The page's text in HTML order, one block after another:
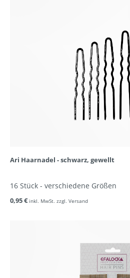
Ari Haarnadel - schwarz, gewellt
16 Stück - verschiedene Größen
0,95 € inkl. MwSt. zzgl. Versand